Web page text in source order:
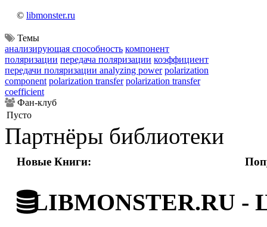
© libmonster.ru
Темы
анализирующая способность компонент
поляризации передача поляризации коэффициент
передачи поляризации analyzing power polarization
component polarization transfer polarization transfer
coefficient
Фан-клуб
Пусто
Партнёры библиотеки
Новые Книги:
LIBMONSTER.RU -